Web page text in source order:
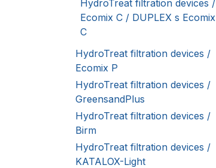
HydroTreat filtration devices /
Ecomix C / DUPLEX s Ecomix
C
HydroTreat filtration devices /
Ecomix P
HydroTreat filtration devices /
GreensandPlus
HydroTreat filtration devices /
Birm
HydroTreat filtration devices /
KATALOX-Light